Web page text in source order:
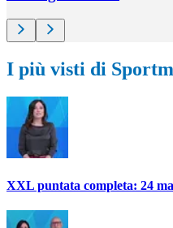
I più visti di
XXL puntata completa: 24